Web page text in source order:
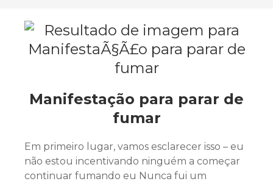
Manifestação para parar de
fumar
Em primeiro lugar, vamos esclarecer isso – eu
não estou incentivando ninguém a começar
continuar fumando eu Nunca fui um